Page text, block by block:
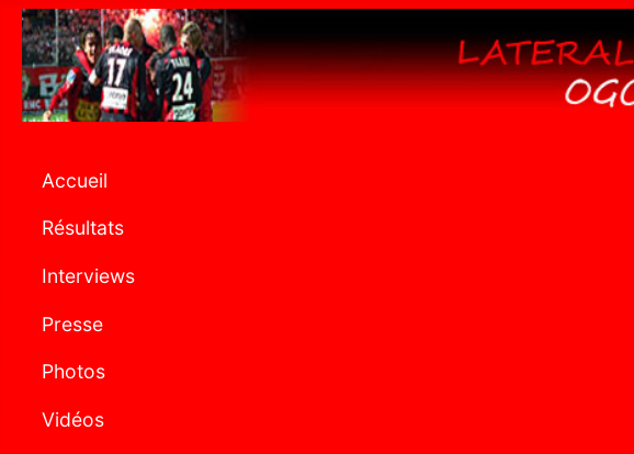
Accueil
Résultats
Interviews
Presse
Photos
Vidéos